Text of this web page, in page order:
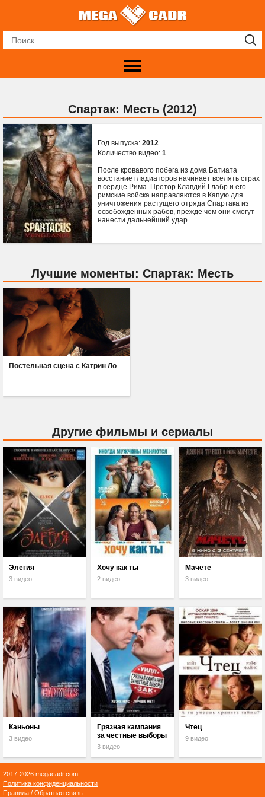
Спартак: Месть (2012)
Год выпуска: 2012
Количество видео: 1
После кровавого побега из дома Батиата
восстание гладиаторов начинает вселять страх
в сердце Рима. Претор Клавдий Глабр и его
римские войска направляются в Капую для
уничтожения растущего отряда Спартака из
освобожденных рабов, прежде чем они смогут
нанести дальнейший удар.
Лучшие моменты: Спартак: Месть
Постельная сцена с Катрин Ло
Другие фильмы и сериалы
Элегия
3 видео
Хочу как ты
2 видео
Мачете
3 видео
Каньоны
3 видео
Грязная кампания
за честные выборы
3 видео
Чтец
9 видео
2017-2026 megacadr.com
Политика конфиденциальности
Правила / Обратная связь